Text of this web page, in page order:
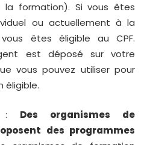
la formation). Si vous êtes
ou actuellement à la
êtes éligible au CPF.
est déposé sur votre
vous pouvez utiliser pour
éligible.
Des organismes de
des programmes